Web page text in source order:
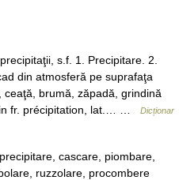
s.f. 1. Precipitare. 2.
din atmosferă pe suprafaţa
brumă, zăpadă, grindină
fr. précipitation, lat.… …
Dicționar
cascare, piombare,
ruzzolare, procombere